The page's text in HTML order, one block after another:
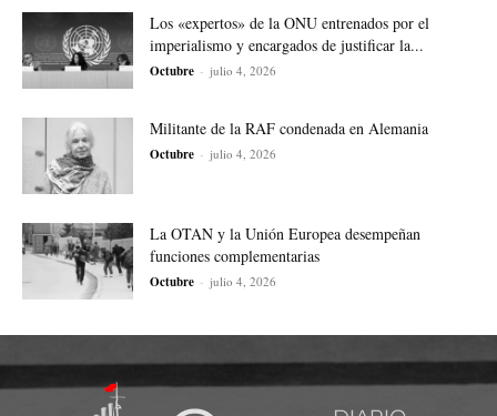
Los «expertos» de la ONU entrenados por el
imperialismo y encargados de justificar la...
Octubre - julio 4, 2026
Militante de la RAF condenada en Alemania
Octubre - julio 4, 2026
La OTAN y la Unión Europea desempeñan
funciones complementarias
Octubre - julio 4, 2026